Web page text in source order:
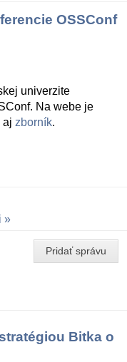
OSSConf
univerzite
Na webe je
aj zborník.
Pridať správu
Bitka o